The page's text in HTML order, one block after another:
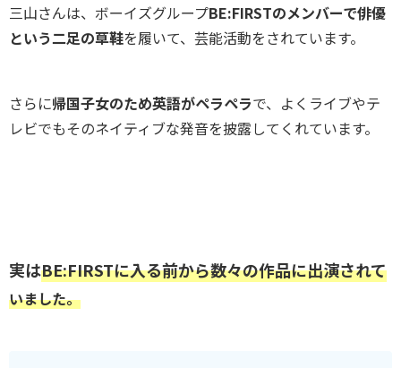
三山さんは、ボーイズグループBE:FIRSTのメンバーで俳優
という二足の草鞋を履いて、芸能活動をされています。
さらに帰国子女のため英語がペラペラで、よくライブやテ
レビでもそのネイティブな発音を披露してくれています。
実はBE:FIRSTに入る前から数々の作品に出演されて
いました。